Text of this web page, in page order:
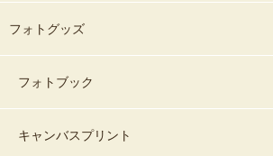
フォトグッズ
フォトブック
キャンバスプリント